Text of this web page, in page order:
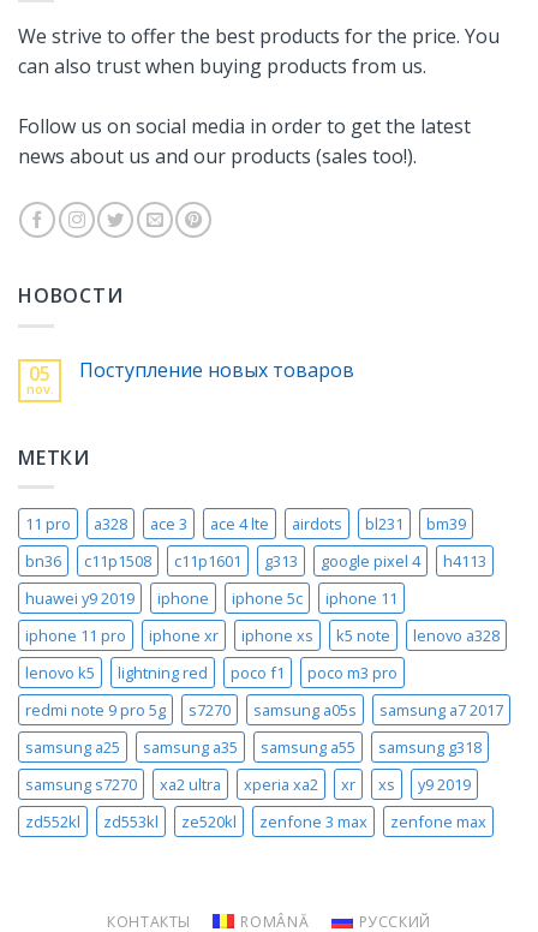
We strive to offer the best products for the price. You
can also trust when buying products from us.
Follow us on social media in order to get the latest
news about us and our products (sales too!).
НОВОСТИ
05
nov.
Поступление новых товаров
МЕТКИ
11 pro a328 ace 3 ace 4 lte airdots bl231
bm39
bn36
c11p1508 c11p1601 g313 google pixel 4
h4113
huawei y9 2019
iphone iphone 5c
iphone 11
iphone 11 pro
iphone xr iphone xs k5 note
lenovo a328
lenovo k5
lightning red poco f1
poco m3 pro
redmi note 9 pro 5g
s7270 samsung a05s
samsung a7 2017
samsung a25
samsung a35 samsung a55
samsung g318
samsung s7270
xa2 ultra xperia xa2 xr xs
y9 2019
zd552kl
zd553kl ze520kl zenfone 3 max zenfone max
КОНТАКТЫ ROMÂNĂ РУССКИЙ